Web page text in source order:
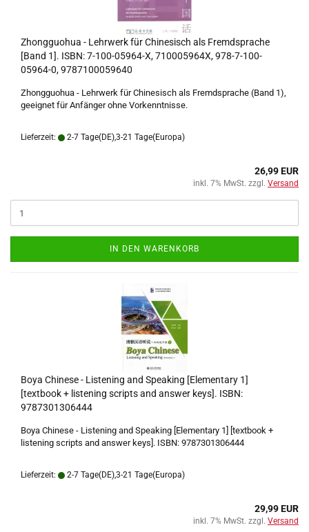
Zhongguohua - Lehrwerk für Chinesisch als Fremdsprache
[Band 1]. ISBN: 7-100-05964-X, 710005964X, 978-7-100-
05964-0, 9787100059640
Zhongguohua - Lehrwerk für Chinesisch als Fremdsprache (Band 1),
geeignet für Anfänger ohne Vorkenntnisse.
Lieferzeit: 2-7 Tage(DE),3-21 Tage(Europa)
26,99 EUR
inkl. 7% MwSt. zzgl. Versand
IN DEN WARENKORB
Boya Chinese - Listening and Speaking [Elementary 1]
[textbook + listening scripts and answer keys]. ISBN:
9787301306444
Boya Chinese - Listening and Speaking [Elementary 1] [textbook +
listening scripts and answer keys]. ISBN: 9787301306444
Lieferzeit: 2-7 Tage(DE),3-21 Tage(Europa)
29,99 EUR
inkl. 7% MwSt. zzgl. Versand